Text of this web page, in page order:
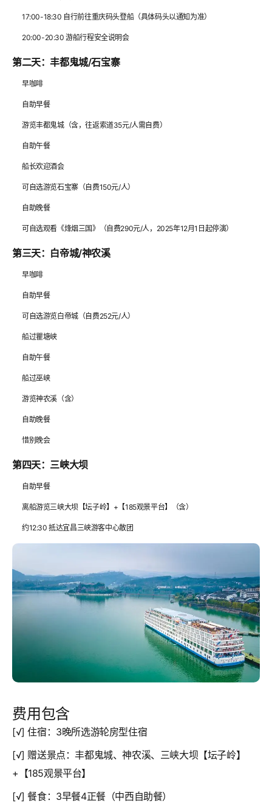
17:00-18:30 自行前往重庆码头登船（具体码头以通知为准）
20:00-20:30 游船行程安全说明会
第二天：丰都鬼城/石宝寨
早咖啡
自助早餐
游览丰都鬼城（含，往返索道35元/人需自费）
自助午餐
船长欢迎酒会
可自选游览石宝寨（自费150元/人）
自助晚餐
可自选观看《烽烟三国》（自费290元/人，2025年12月1日起停演）
第三天：白帝城/神农溪
早咖啡
自助早餐
可自选游览白帝城（自费252元/人）
船过瞿塘峡
自助午餐
船过巫峡
游览神农溪（含）
自助晚餐
惜别晚会
第四天：三峡大坝
自助早餐
离船游览三峡大坝【坛子岭】+【185观景平台】（含）
约12:30 抵达宜昌三峡游客中心散团
费用包含
[√] 住宿：3晚所选游轮房型住宿
[√] 赠送景点：丰都鬼城、神农溪、三峡大坝【坛子岭】
+【185观景平台】
[√] 餐食：3早餐4正餐（中西自助餐）